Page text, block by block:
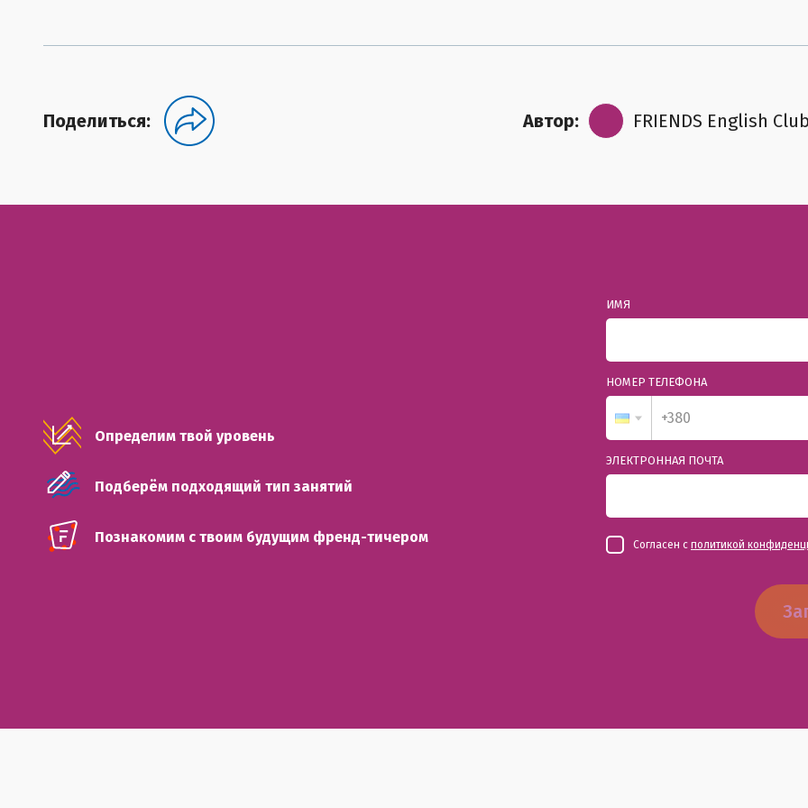
Поделиться: Автор: FRIENDS English
Определим твой уровень
Подберём подходящий тип занятий
Познакомим с твоим будущим френд-тичером
ИМЯ
НОМЕР ТЕЛЕФОНА
ЭЛЕКТРОННАЯ ПОЧТА
Согласен с политикой